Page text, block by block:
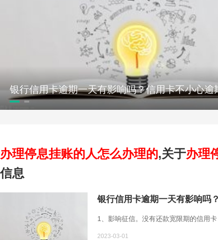
办理停息挂账的人怎么办理的,关于办理
信息
银行信用卡逾期一天有影响吗
1、影响征信。没有还款宽限期的信用
2023-03-01